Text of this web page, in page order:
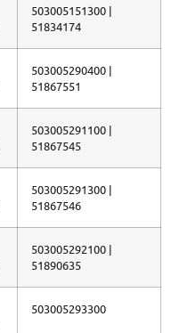
503005151300 |
51834174
503005290400 |
51867551
503005291100 |
51867545
503005291300 |
51867546
503005292100 |
51890635
503005293300